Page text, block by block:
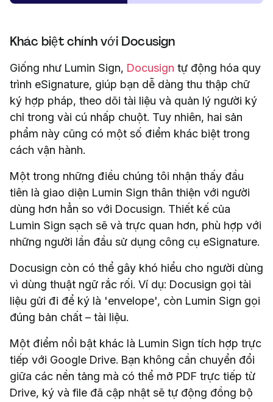
Khác biệt chính với Docusign
Giống như Lumin Sign, Docusign tự động hóa quy
trình eSignature, giúp bạn dễ dàng thu thập chữ
ký hợp pháp, theo dõi tài liệu và quản lý người ký
chỉ trong vài cú nhấp chuột. Tuy nhiên, hai sản
phẩm này cũng có một số điểm khác biệt trong
cách vận hành.
Một trong những điều chúng tôi nhận thấy đầu
tiên là giao diện Lumin Sign thân thiện với người
dùng hơn hẳn so với Docusign. Thiết kế của
Lumin Sign sạch sẽ và trực quan hơn, phù hợp với
những người lần đầu sử dụng công cụ eSignature.
Docusign còn có thể gây khó hiểu cho người dùng
vì dùng thuật ngữ rắc rối. Ví dụ: Docusign gọi tài
liệu gửi đi để ký là 'envelope', còn Lumin Sign gọi
đúng bản chất – tài liệu.
Một điểm nổi bật khác là Lumin Sign tích hợp trực
tiếp với Google Drive. Bạn không cần chuyển đổi
giữa các nền tảng mà có thể mở PDF trực tiếp từ
Drive, ký và file đã cập nhật sẽ tự động đồng bộ